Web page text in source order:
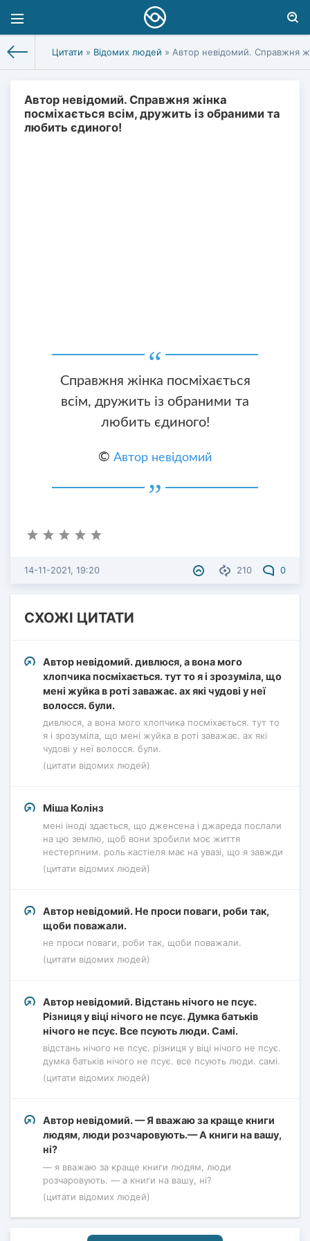
Цитати » Відомих людей » Автор невідомий. Справжня
Автор невідомий. Справжня жінка
посміхається всім, дружить із обраними та
любить єдиного!
Справжня жінка посміхається
всім, дружить із обраними та
любить єдиного!
© Автор невідомий
210 0
14-11-2021, 19:20
СХОЖІ ЦИТАТИ
Автор невідомий. дивлюся, а вона мого
хлопчика посміхається. тут то я і зрозуміла, що
мені жуйка в роті заважає. ах які чудові у неї
волосся. були.
дивлюся, а вона мого хлопчика посміхається. тут то
я і зрозуміла, що мені жуйка в роті заважає. ах які
чудові у неї волосся. були.
(цитати відомих людей)
Міша Колінз
мені іноді здається, що дженсена і джареда послали
на цю землю, щоб вони зробили моє життя
нестерпним. роль кастіеля має на увазі, що я завжди
(цитати відомих людей)
Автор невідомий. Не проси поваги, роби так,
щоби поважали.
не проси поваги, роби так, щоби поважали.
(цитати відомих людей)
Автор невідомий. Відстань нічого не псує.
Різниця у віці нічого не псує. Думка батьків
нічого не псує. Все псують люди. Самі.
відстань нічого не псує. різниця у віці нічого не псує.
думка батьків нічого не псує. все псують люди. самі.
(цитати відомих людей)
Автор невідомий. — Я вважаю за краще книги
людям, люди розчаровують.— А книги на вашу,
ні?
— я вважаю за краще книги людям, люди
розчаровують. — а книги на вашу, ні?
(цитати відомих людей)